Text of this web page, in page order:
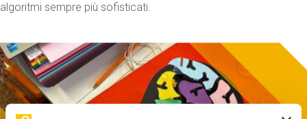
algoritmi sempre più sofisticati.